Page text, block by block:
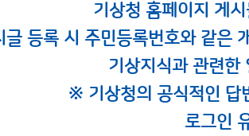
기상청 홈페이지 게
글 등록 시 주민등록번호와 같은
기상지식과 관련한
※ 기상청의 공식적인 답
로그인